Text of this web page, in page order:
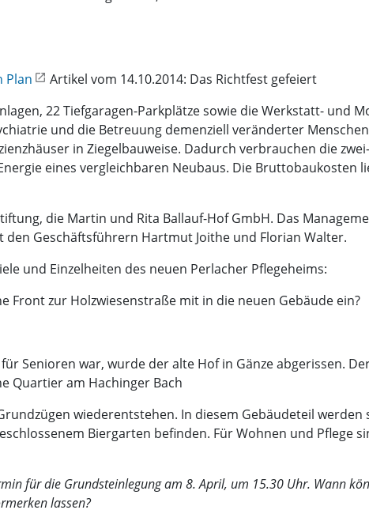
Plan
Artikel vom 14.10.2014: Das Richtfest gefeiert
22 Tiefgaragen-Parkplätze sowie die Werkstatt- und
und die Betreuung demenziell veränderter
in Ziegelbauweise. Dadurch verbrauchen die
eines vergleichbaren Neubaus. Die Bruttobaukosten
die Martin und Rita Ballauf-Hof GmbH. Das
Geschäftsführern Hartmut Joithe und Florian Walter.
und Einzelheiten des neuen Perlacher Pflegeheims:
zur Holzwiesenstraße mit in die neuen Gebäude ein?
Senioren war, wurde der alte Hof in Gänze abgerissen.
Quartier am Hachinger Bach
wiederentstehen. In diesem Gebäudeteil
Biergarten befinden. Für Wohnen und Pflege
für die Grundsteinlegung am 8. April, um 15.30 Uhr. Wann
lassen?